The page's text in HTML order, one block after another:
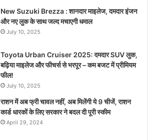
New Suzuki Brezza : शानदार माइलेज, दमदार इंजन
और नए लुक के साथ जल्द मचाएगी धमाल
July 10, 2025
Toyota Urban Cruiser 2025: दमदार SUV लुक,
बढ़िया माइलेज और फीचर्स से भरपूर – कम बजट में प्रीमियम
फील!
July 10, 2025
राशन में अब फ्री चावल नहीं, अब मिलेंगी ये 9 चीजें, राशन
कार्ड धारकों के लिए सरकार ने बदल दी पूरी स्कीम
April 29, 2024